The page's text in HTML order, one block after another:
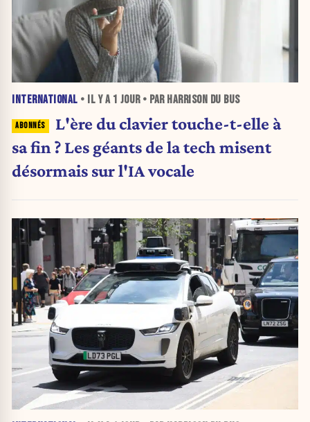
INTERNATIONAL • IL Y A 1 JOUR• PAR HARRISON DU BUS
L'ère du clavier touche-t-elle à
sa fin ? Les géants de la tech misent
désormais sur l'IA vocale